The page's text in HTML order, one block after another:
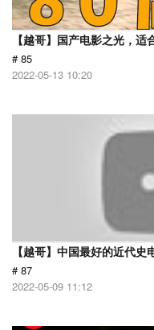
【越哥】国产电影之光，
# 85
2022-05-13 10:20
【越哥】中国最好的近代
# 87
2022-05-09 11:12